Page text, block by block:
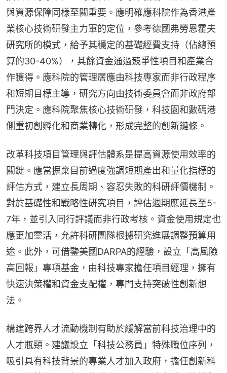
與資源保障同樣至關重要。應明確應科院作為香港產
業核心技術研發主力軍的定位，參考德國弗勞恩霍夫
研究所的模式，給予其穩定的基礎經費支持（佔總預
算的30-40%），其餘資金通過競爭性項目和產業合
作獲得。應科院的管理層應由科技專家而非行政程序
和短期目標主導，研究方向由技術委員會而非政府部
門決定。應科院聚焦核心技術研發，科技園和數碼港
側重初創孵化和商業轉化，形成完整的創新鏈條。
改革科技項目管理與評估體系是提高資源使用效率的
關鍵。應當摒棄目前過度強調短期產出和量化指標的
評估方式，建立長周期、容忍失敗的科研評價機制。
對於基礎性和戰略性研究項目，評估週期應延長至5-
7年，並引入同行評議而非行政考核。資金使用規定也
應更加靈活，允許科研團隊根據研究進展調整預算用
途。此外，可借鑒美國DARPA的經驗，設立「高風險
高回報」專項基金，由科技專家擔任項目經理，擁有
快速決策權和資金支配權，專門支持突破性創新想
法。
構建跨界人才流動機制有助於緩解當前科技治理中的
人才瓶頸。建議設立「科技公務員」特殊職位序列，
吸引具有科技背景的專業人才加入政府，擔任創新科